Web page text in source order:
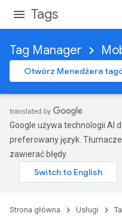
Tags
Tag Manager
Otwórz Menedżera
Google używa technologii AI
preferowany język.
zawierać błędy.
Strona główna Usługi